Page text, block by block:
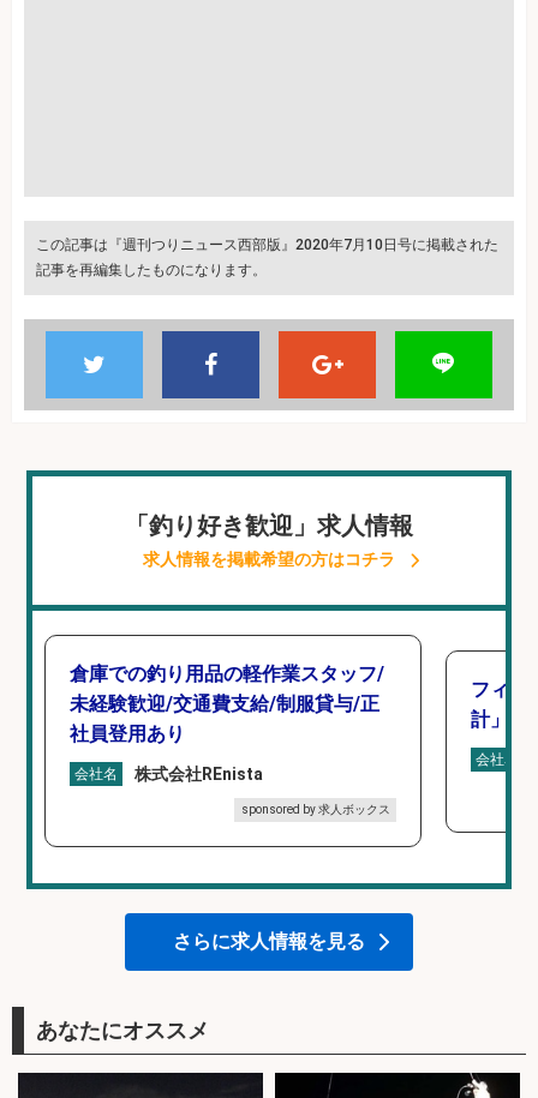
この記事は『週刊つりニュース西部版』2020年7月10日号に掲載された
記事を再編集したものになります。
「釣り好き歓迎」求人情報
求人情報を掲載希望の方はコチラ
倉庫での釣り用品の軽作業スタッフ/
未経験歓迎/交通費支給/制服貸与/正
社員登用あり
会社名 株式会社REnista
sponsored by 求人ボックス
フィッ
計」
会社名
さらに求人情報を見る
あなたにオススメ